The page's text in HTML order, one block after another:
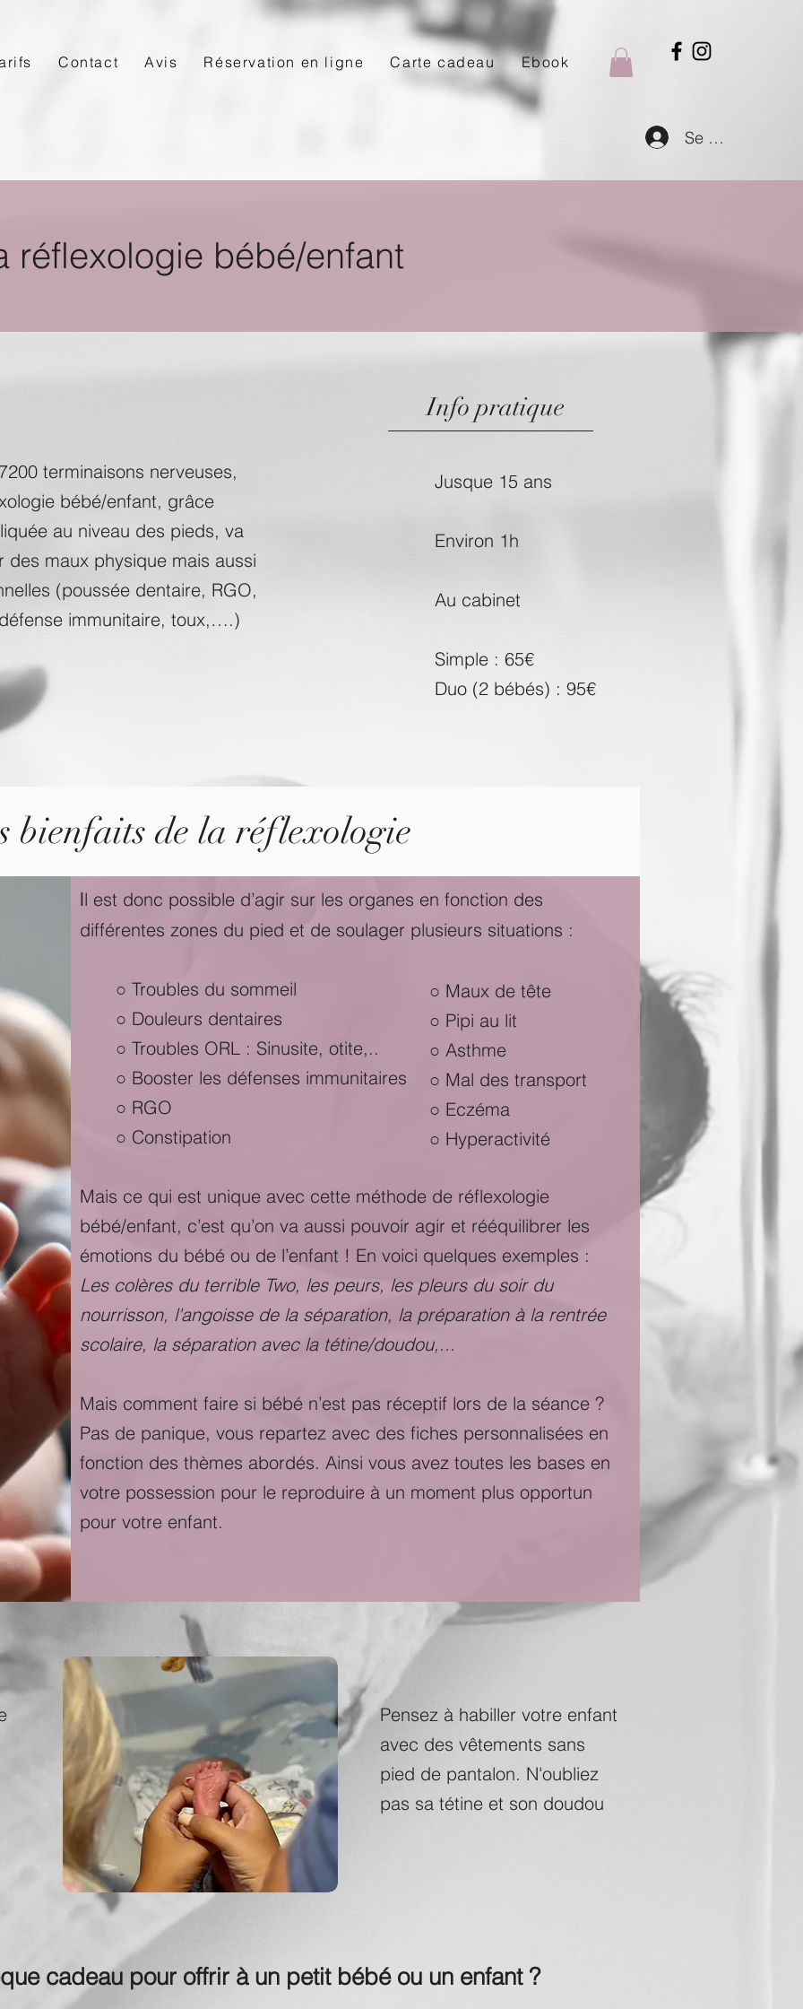
Contact Avis Réservation en ligne Carte cadeau Ebook
Se connecter
réflexologie bébé/enfant
terminaisons nerveuses,
bébé/enfant, grâce
au niveau des pieds, va
maux physique mais aussi
(poussée dentaire, RGO,
immunitaire, toux,….)
Info pratique
Jusque 15 ans
Environ 1h
Au cabinet
Simple : 65€
Duo (2 bébés) : 95€
bienfaits de la réflexologie
Il est donc possible d’agir sur les organes en fonction des
différentes zones du pied et de soulager plusieurs situations :
○ Troubles du sommeil
○ Douleurs dentaires
○ Troubles ORL : Sinusite, otite,..
○ Booster les défenses immunitaires
○ RGO
○ Constipation
Mais ce qui est unique avec cette méthode de réflexologie
bébé/enfant, c’est qu’on va aussi pouvoir agir et rééquilibrer les
émotions du bébé ou de l’enfant ! En voici quelques exemples :
Les colères du terrible Two, les peurs, les pleurs du soir du
nourrisson, l'angoisse de la séparation, la préparation à la rentrée
scolaire, la séparation avec la tétine/doudou,...
Mais comment faire si bébé n’est pas réceptif lors de la séance ?
Pas de panique, vous repartez avec des fiches personnalisées en
fonction des thèmes abordés. Ainsi vous avez toutes les bases en
votre possession pour le reproduire à un moment plus opportun
pour votre enfant.
○ Maux de tête
○ Pipi au lit
○ Asthme
○ Mal des transport
○ Eczéma
○ Hyperactivité
Pensez à habiller votre enfant
avec des vêtements sans
pied de pantalon. N'oubliez
pas sa tétine et son doudou
cadeau pour offrir à un petit bébé ou un enfant ?